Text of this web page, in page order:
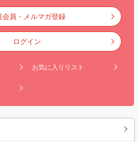
会員・メルマガ登録
ログイン
お気に入りリスト